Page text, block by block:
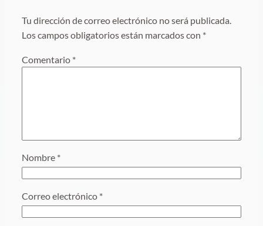
Tu dirección de correo electrónico no será publicada.
Los campos obligatorios están marcados con *
Comentario *
Nombre *
Correo electrónico *